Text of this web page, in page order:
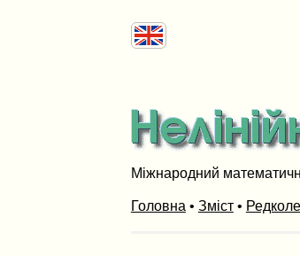
Міжнародний
Головна • Зміст•